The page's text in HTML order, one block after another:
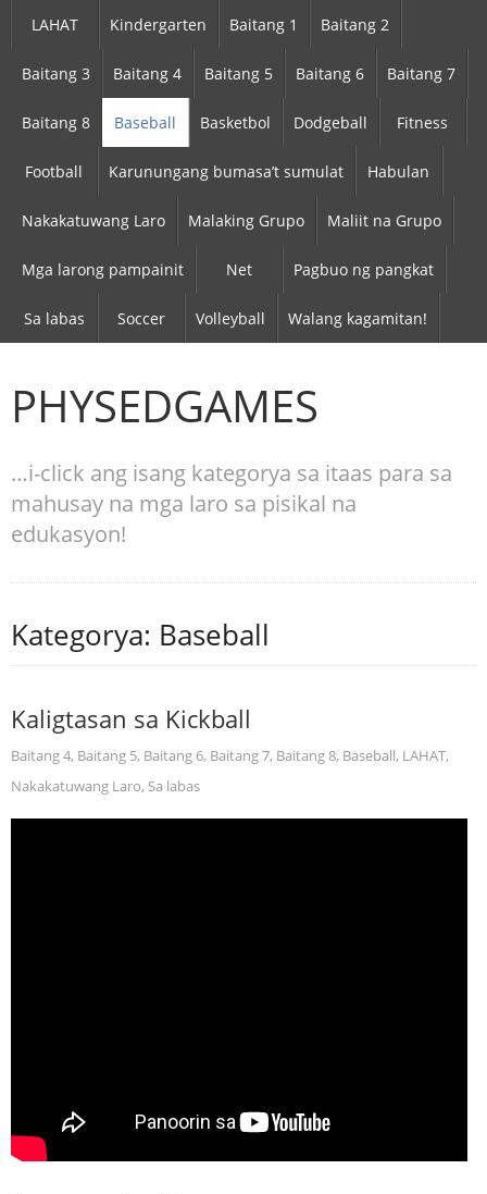
LAHAT Kindergarten Baitang 1 Baitang 2
Baitang 3 Baitang 4 Baitang 5 Baitang 6 Baitang 7
Baitang 8 Baseball Basketbol Dodgeball Fitness
Football Karunungang bumasa’t sumulat Habulan
Nakakatuwang Laro Malaking Grupo Maliit na Grupo
Mga larong pampainit Net Pagbuo ng pangkat
Sa labas Soccer Volleyball Walang kagamitan!
PHYSEDGAMES
…i-click ang isang kategorya sa itaas para sa
mahusay na mga laro sa pisikal na
edukasyon!
Kategorya: Baseball
Kaligtasan sa Kickball
Baitang 4, Baitang 5, Baitang 6, Baitang 7, Baitang 8, Baseball, LAHAT,
Nakakatuwang Laro, Sa labas